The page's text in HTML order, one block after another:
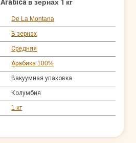
в зернах 1 кг
De La Montana
В зернах
Средняя
Арабика 100%
Вакуумная упаковка
Колумбия
1 кг